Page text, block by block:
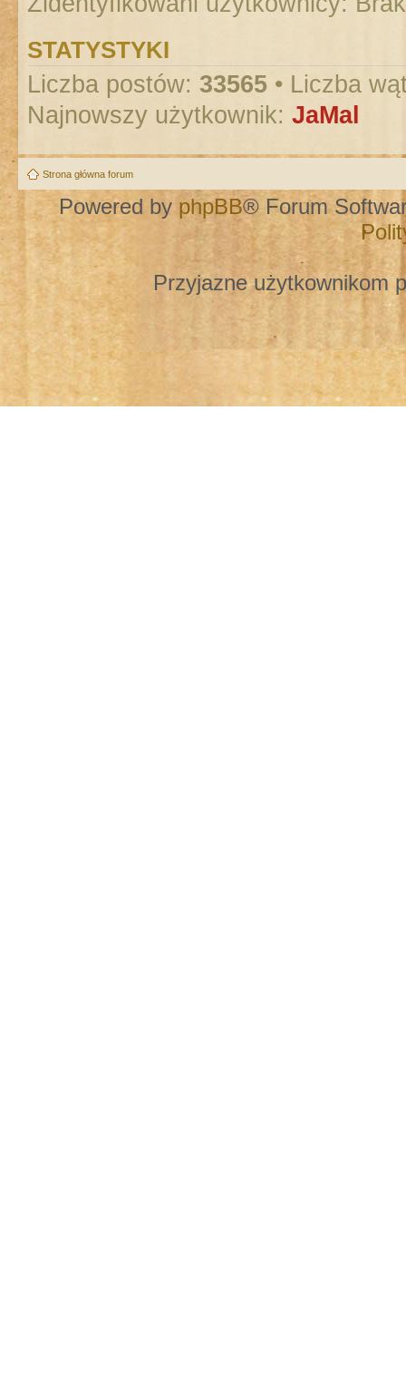
STATYSTYKI
Liczba postów: 33565 • Liczba
Najnowszy użytkownik: JaMal
Strona główna forum
Powered by phpBB® Forum
Przyjazne użytkownikom